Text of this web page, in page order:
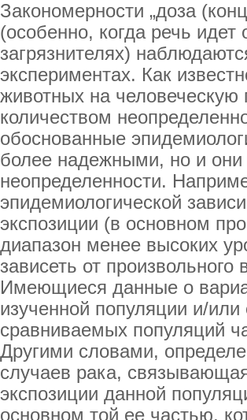
Закономерности „доза
(особенно, когда речь
загрязнителях)
экспериментах. Как
животных на
количеством
обоснованные
более надежными, но и они
неопределенности.
эпидемиологической
экспозиции (в основном
диапазон менее высоких
зависеть от
Имеющиеся данные о
изученной популяции и/или
сравниваемых популяций
Другими словами,
случаев рака,
экспозиции данной
основном той ее частью,